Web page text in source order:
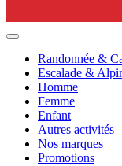
Randonnée &
Escalade &
Homme
Femme
Enfant
Autres activités
Nos marques
Promotions